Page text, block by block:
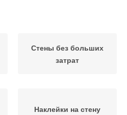
Стены без больших
затрат
Наклейки на стену